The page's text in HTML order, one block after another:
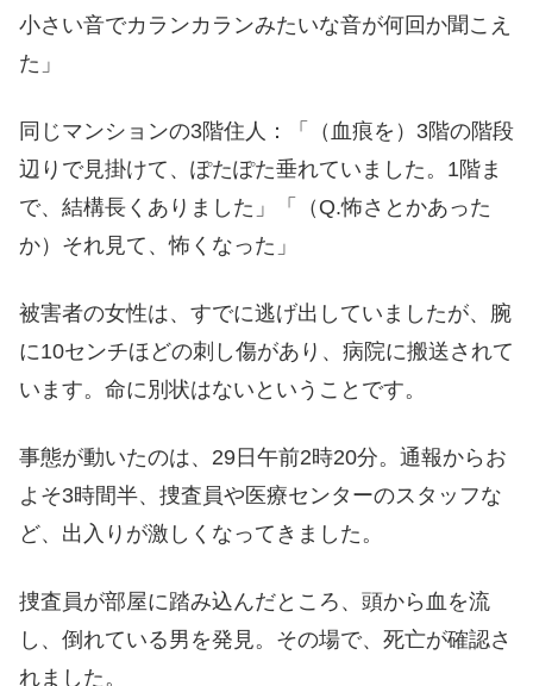
小さい音でカランカランみたいな音が何回か聞こえ
た」
同じマンションの3階住人：「（血痕を）3階の階段
辺りで見掛けて、ぽたぽた垂れていました。1階ま
で、結構長くありました」「（Q.怖さとかあった
か）それ見て、怖くなった」
被害者の女性は、すでに逃げ出していましたが、腕
に10センチほどの刺し傷があり、病院に搬送されて
います。命に別状はないということです。
事態が動いたのは、29日午前2時20分。通報からお
よそ3時間半、捜査員や医療センターのスタッフな
ど、出入りが激しくなってきました。
捜査員が部屋に踏み込んだところ、頭から血を流
し、倒れている男を発見。その場で、死亡が確認さ
れました。